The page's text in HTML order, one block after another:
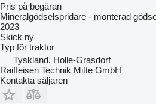
Pris på begäran
Mineralgödselspridare - monterad
2023
Skick ny
Typ för traktor
Tyskland, Holle-Grasdorf
Raiffeisen Technik Mitte GmbH
Kontakta säljaren